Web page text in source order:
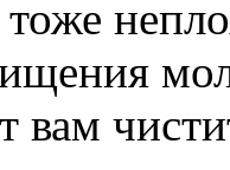
вам